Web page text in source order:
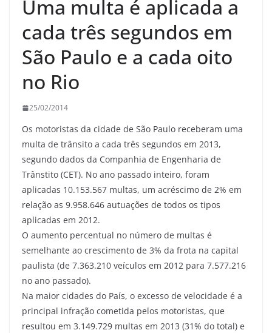
Uma multa é aplicada a
cada três segundos em
São Paulo e a cada oito
no Rio
25/02/2014
Os motoristas da cidade de São Paulo receberam uma
multa de trânsito a cada três segundos em 2013,
segundo dados da Companhia de Engenharia de
Trânstito (CET). No ano passado inteiro, foram
aplicadas 10.153.567 multas, um acréscimo de 2% em
relação as 9.958.646 autuações de todos os tipos
aplicadas em 2012.
O aumento percentual no número de multas é
semelhante ao crescimento de 3% da frota na capital
paulista (de 7.363.210 veículos em 2012 para 7.577.216
no ano passado).
Na maior cidades do País, o excesso de velocidade é a
principal infração cometida pelos motoristas, que
resultou em 3.149.729 multas em 2013 (31% do total) e